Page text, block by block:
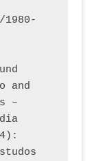
and
–